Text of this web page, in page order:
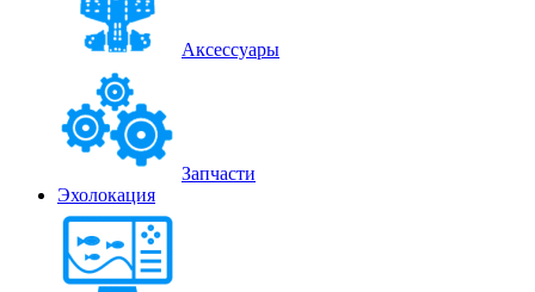
Аксессуары
Запчасти
Эхолокация